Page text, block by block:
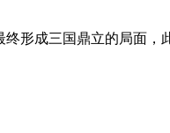
形成三国鼎立的局面